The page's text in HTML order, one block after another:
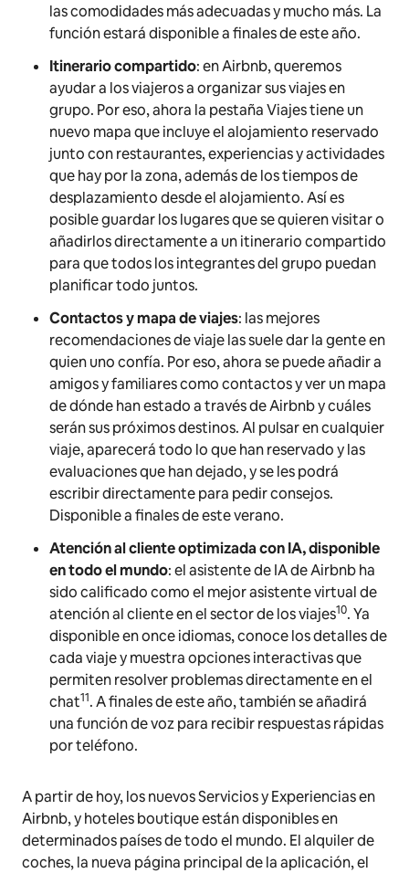
las comodidades más adecuadas y mucho más. La
función estará disponible a finales de este año.
Itinerario compartido: en Airbnb, queremos
ayudar a los viajeros a organizar sus viajes en
grupo. Por eso, ahora la pestaña Viajes tiene un
nuevo mapa que incluye el alojamiento reservado
junto con restaurantes, experiencias y actividades
que hay por la zona, además de los tiempos de
desplazamiento desde el alojamiento. Así es
posible guardar los lugares que se quieren visitar o
añadirlos directamente a un itinerario compartido
para que todos los integrantes del grupo puedan
planificar todo juntos.
Contactos y mapa de viajes: las mejores
recomendaciones de viaje las suele dar la gente en
quien uno confía. Por eso, ahora se puede añadir a
amigos y familiares como contactos y ver un mapa
de dónde han estado a través de Airbnb y cuáles
serán sus próximos destinos. Al pulsar en cualquier
viaje, aparecerá todo lo que han reservado y las
evaluaciones que han dejado, y se les podrá
escribir directamente para pedir consejos.
Disponible a finales de este verano.
Atención al cliente optimizada con IA, disponible
en todo el mundo: el asistente de IA de Airbnb ha
sido calificado como el mejor asistente virtual de
atención al cliente en el sector de los viajes10. Ya
disponible en once idiomas, conoce los detalles de
cada viaje y muestra opciones interactivas que
permiten resolver problemas directamente en el
chat11. A finales de este año, también se añadirá
una función de voz para recibir respuestas rápidas
por teléfono.
A partir de hoy, los nuevos Servicios y Experiencias en
Airbnb, y hoteles boutique están disponibles en
determinados países de todo el mundo. El alquiler de
coches, la nueva página principal de la aplicación, el